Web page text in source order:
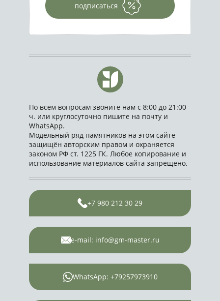
подписаться
По всем вопросам звоните нам с 8:00 до 21:00
ч. или круглосуточно пишите на почту и
WhatsApp.
Модельный ряд памятников на этом сайте
защищён авторским правом и охраняется
законом РФ ст. 1225 ГК. Любое копирование и
использование материалов сайта запрещено.
+7 980 212 30 29
e-mail: info@gm-master.ru
WhatsApp: +79257973910